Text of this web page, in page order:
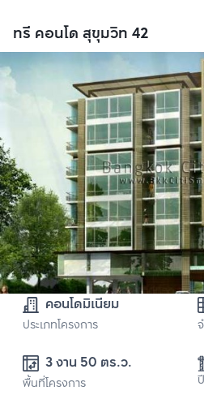
ทรี คอนโด สุขุมวิท 42
คอนโดมิเนียม
ประเภทโครงการ
3 งาน 50 ตร.ว.
พื้นที่โครงการ